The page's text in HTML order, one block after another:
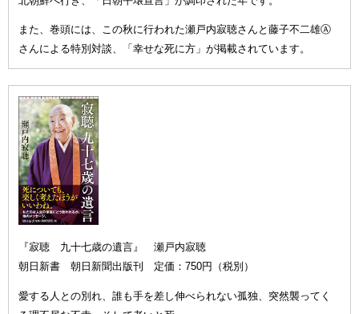
また、巻頭には、この秋に行われた瀬戸内寂聴さんと藤子不二雄Ⓐ
さんによる特別対談、「幸せな死に方」が掲載されています。
『寂聴 九十七歳の遺言』 瀬戸内寂聴
朝日新書 朝日新聞出版刊 定価：750円（税別）
愛する人との別れ、誰も手を差し伸べられない孤独、突然襲ってく